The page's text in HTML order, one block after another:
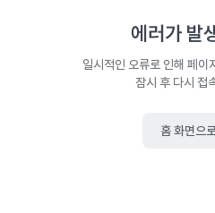
에러가 발
일시적인 오류로 인해 페이
잠시 후 다시 접
홈 화면으